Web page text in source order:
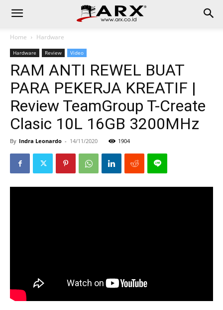
Home Hardware
Hardware Review Video
RAM ANTI REWEL BUAT
PARA PEKERJA KREATIF |
Review TeamGroup T-Create
Clasic 10L 16GB 3200MHz
By Indra Leonardo - 14/11/2020 1904